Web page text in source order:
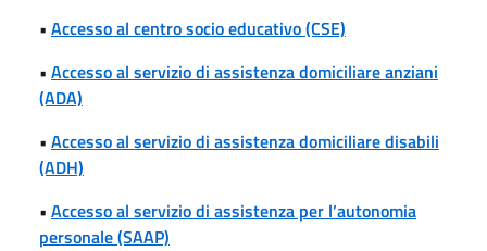
• Accesso al centro socio educativo (CSE)
• Accesso al servizio di assistenza domiciliare anziani
(ADA)
• Accesso al servizio di assistenza domiciliare disabili
(ADH)
• Accesso al servizio di assistenza per l’autonomia
personale (SAAP)